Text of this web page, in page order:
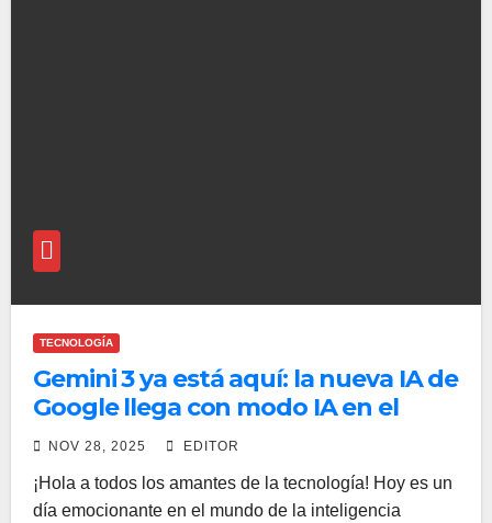
TECNOLOGÍA
Gemini 3 ya está aquí: la nueva IA de
Google llega con modo IA en el
buscador y promete superar a
NOV 28, 2025 EDITOR
¡Hola a todos los amantes de la tecnología! Hoy es un
día emocionante en el mundo de la inteligencia